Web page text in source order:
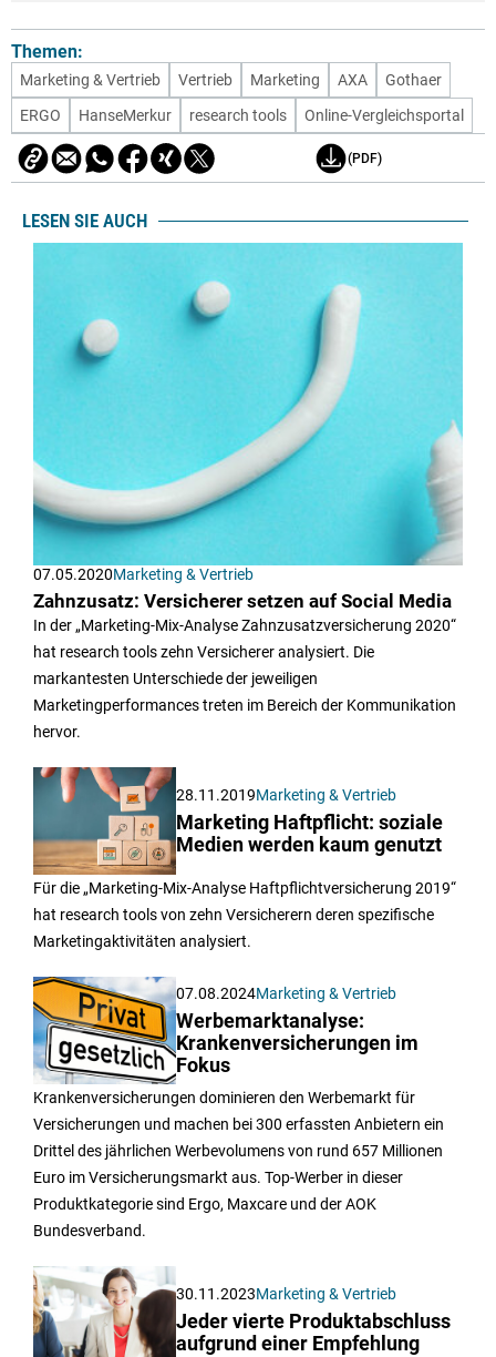
Themen:
Marketing & Vertrieb Vertrieb Marketing AXA
Gothaer
ERGO
HanseMerkur research tools Online-Vergleichsportal
(PDF)
LESEN SIE AUCH
07.05.2020Marketing & Vertrieb
Zahnzusatz: Versicherer setzen auf Social Media
In der „Marketing-Mix-Analyse Zahnzusatzversicherung 2020“
hat research tools zehn Versicherer analysiert. Die
markantesten Unterschiede der jeweiligen
Marketingperformances treten im Bereich der Kommunikation
hervor.
28.11.2019Marketing & Vertrieb
Marketing Haftpflicht: soziale
Medien werden kaum genutzt
Für die „Marketing-Mix-Analyse Haftpflichtversicherung 2019“
hat research tools von zehn Versicherern deren spezifische
Marketingaktivitäten analysiert.
07.08.2024Marketing & Vertrieb
Werbemarktanalyse:
Krankenversicherungen im
Fokus
Krankenversicherungen dominieren den Werbemarkt für
Versicherungen und machen bei 300 erfassten Anbietern ein
Drittel des jährlichen Werbevolumens von rund 657 Millionen
Euro im Versicherungsmarkt aus. Top-Werber in dieser
Produktkategorie sind Ergo, Maxcare und der AOK
Bundesverband.
30.11.2023Marketing & Vertrieb
Jeder vierte Produktabschluss
aufgrund einer Empfehlung